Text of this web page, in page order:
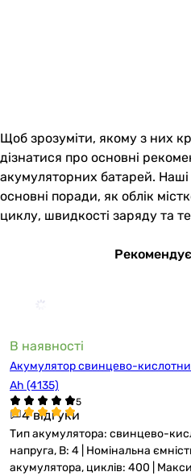
Щоб зрозуміти, якому з них
дізнатися про основні
акумуляторних батарей. Наші
основні поради, як облік
циклу, швидкості заряду та
В наявності
Акумулятор свинцево-
Ah (4135)
4 відгуки
Тип акумулятора: свинцево-
напруга, В: 4 | Номінальна
акумулятора, циклів: 400 |